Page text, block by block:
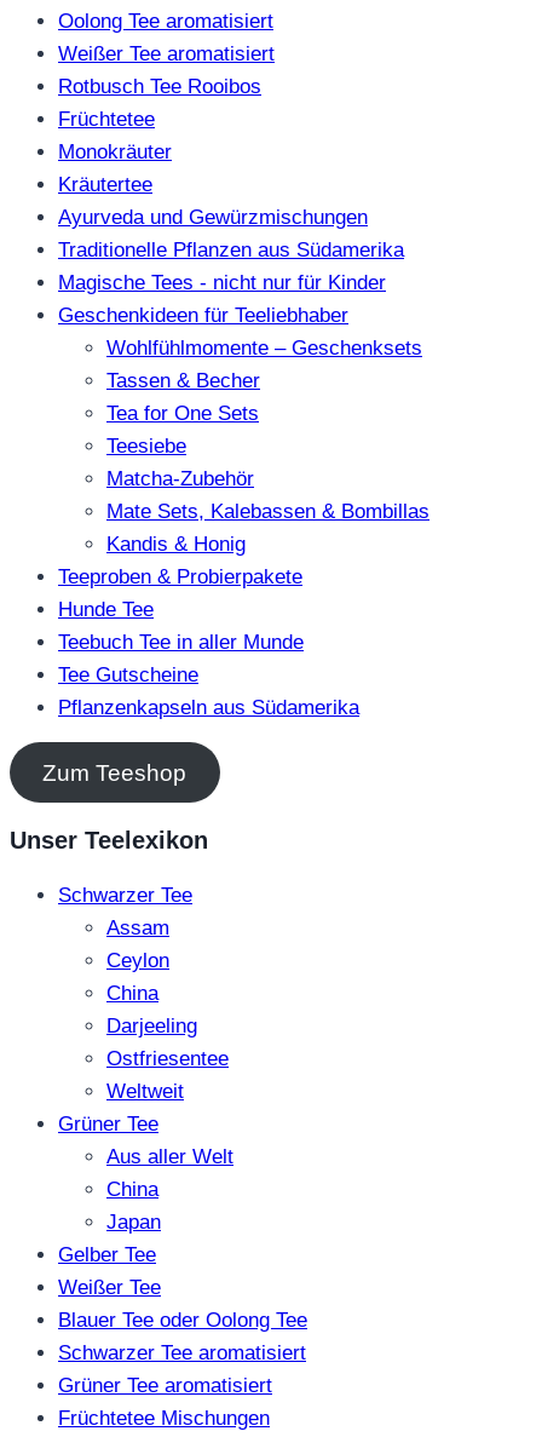
Oolong Tee aromatisiert
Weißer Tee aromatisiert
Rotbusch Tee Rooibos
Früchtetee
Monokräuter
Kräutertee
Ayurveda und Gewürzmischungen
Traditionelle Pflanzen aus Südamerika
Magische Tees - nicht nur für Kinder
Geschenkideen für Teeliebhaber
Wohlfühlmomente – Geschenksets
Tassen & Becher
Tea for One Sets
Teesiebe
Matcha-Zubehör
Mate Sets, Kalebassen & Bombillas
Kandis & Honig
Teeproben & Probierpakete
Hunde Tee
Teebuch Tee in aller Munde
Tee Gutscheine
Pflanzenkapseln aus Südamerika
Zum Teeshop
Unser Teelexikon
Schwarzer Tee
Assam
Ceylon
China
Darjeeling
Ostfriesentee
Weltweit
Grüner Tee
Aus aller Welt
China
Japan
Gelber Tee
Weißer Tee
Blauer Tee oder Oolong Tee
Schwarzer Tee aromatisiert
Grüner Tee aromatisiert
Früchtetee Mischungen